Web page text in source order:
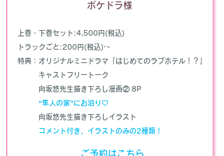
ポケドラ様
上巻・下巻セット:4,500円(税込)
トラックごと:200円(税込)～
​特典：オリジナルミニドラマ「はじめてのラブホテル！？」
キャストフリートーク
​ 向坂悠先生描き下ろし漫画② 8P
“隼人の家”にお泊り♡
向坂悠先生描き下ろしイラスト
コメント付き、イラストのみの2種類！
ご予約はこちら